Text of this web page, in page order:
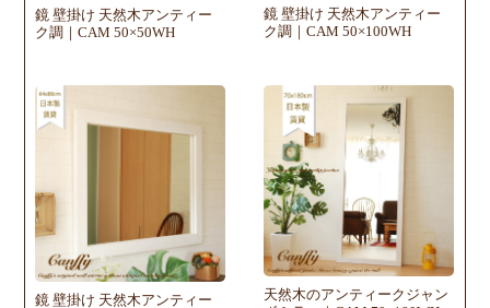
鏡 壁掛け 天然木アンティー
ク調｜CAM 50×50WH
鏡 壁掛け 天然木アンティー
ク調｜CAM 50×100WH
鏡 壁掛け 天然木アンティー
天然木のアンティークジャン